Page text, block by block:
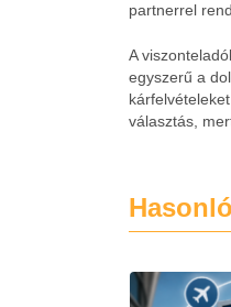
partnerrel
A
egyszerű a
választás,